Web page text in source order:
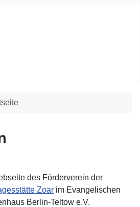
des Förderverein der
Zoar im Evangelischen
Berlin-Teltow e.V.